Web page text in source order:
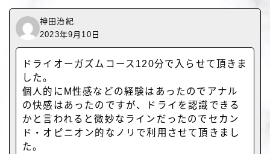
神田治紀
2023年9月10日
ドライオーガズムコース120分で入らせて頂きま
した。
個人的にM性感などの経験はあったのでアナル
の快感はあったのですが、ドライを認識できる
かと言われると微妙なラインだったのでセカン
ド・オピニオン的なノリで利用させて頂きまし
た。